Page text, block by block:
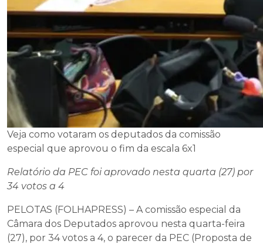
Veja como votaram os deputados da comissão
especial que aprovou o fim da escala 6x1
Relatório da PEC foi aprovado nesta quarta (27) por
34 votos a 4
PELOTAS (FOLHAPRESS) – A comissão especial da
Câmara dos Deputados aprovou nesta quarta-feira
(27), por 34 votos a 4, o parecer da PEC (Proposta de